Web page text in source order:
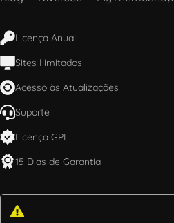
Licença Anual
Sites Ilimitados
Acesso às Atualizações
Suporte
Licença GPL
15 Dias de Garantia